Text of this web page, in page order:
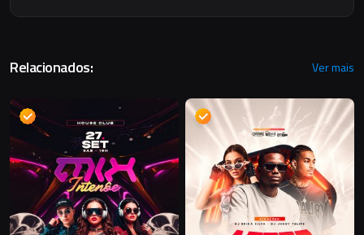
Relacionados: Ver mais